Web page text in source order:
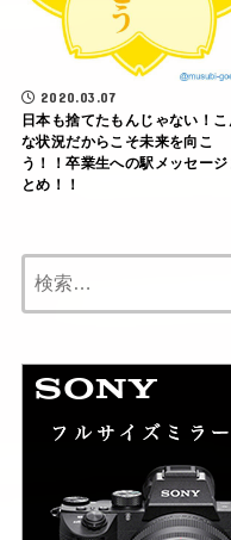
2020.03.07
日本も捨てたもんじゃない！こ
な状況だからこそ未来を向こ
う！！卒業生への駅メッセージ
とめ！！